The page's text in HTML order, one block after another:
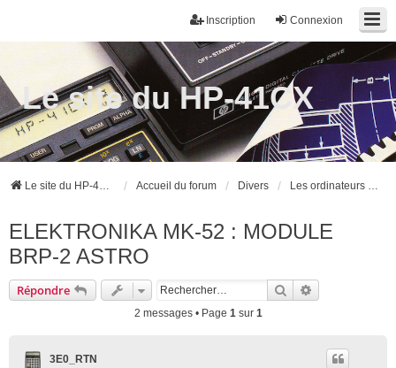
Connexion
Inscription
Le site du HP-41CX
Le site du HP-41CX Accueil du forum Divers Les ordinateurs de poche autres que HP
ELEKTRONIKA MK-52 : MODULE
BRP-2 ASTRO
Répondre Rechercher
2 messages • Page 1sur 1
3E0_RTN